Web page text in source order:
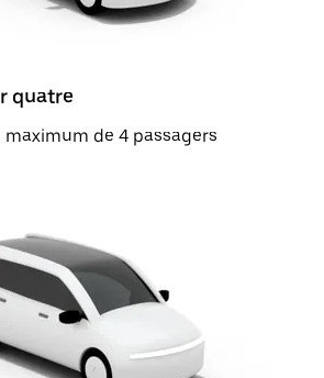
quatre
maximum de 4 passagers